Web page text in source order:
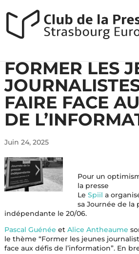
FORMER LES
FAIRE FACE
DE
Juin 24, 2025
Pour un
la presse
LeSpiil a
sa Journée de la
indépendante le 20/06.
Pascal Guénée et Alice Antheaume
le thème “Former les jeunes
face aux défis de l’information”. En